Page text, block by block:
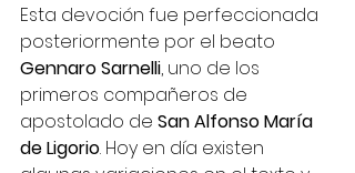
Esta devoción fue perfeccionada
posteriormente por el beato
Gennaro Sarnelli, uno de los
primeros compañeros de
apostolado de San Alfonso María
de Ligorio. Hoy en día existen